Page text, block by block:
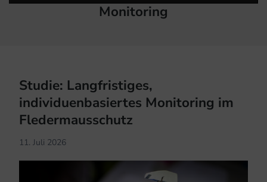
Landesfachausschuss Fledermausschutz NRW
Schlagwort:
Monitoring
Studie: Langfristiges,
individuenbasiertes Monitoring im
Fledermausschutz
11. Juli 2026